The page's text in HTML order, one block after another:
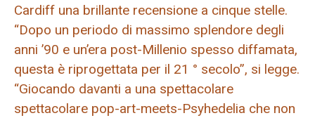
Cardiff una brillante recensione a cinque stelle.
“Dopo un periodo di massimo splendore degli
anni ’90 e un’era post-Millenio spesso diffamata,
questa è riprogettata per il 21 ° secolo”, si legge.
“Giocando davanti a una spettacolare
spettacolare pop-art-meets-Psyhedelia che non